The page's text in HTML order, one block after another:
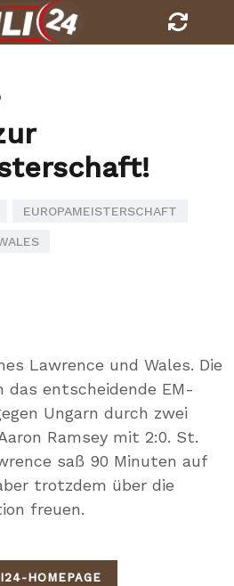
EUROPAMEISTERSCHAFT
Lawrence und Wales. Die
das entscheidende EM-
Ungarn durch zwei
Ramsey mit 2:0. St.
saß 90 Minuten auf
trotzdem über die
freuen.
HOMEPAGE